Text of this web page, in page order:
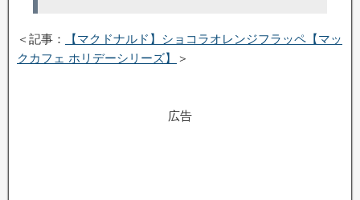
＜記事：
【マクドナルド】ショコラオレンジフラッペ【マッ
クカフェ ホリデーシリーズ】
＞
広告